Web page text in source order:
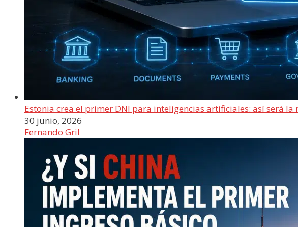
Estonia crea el primer DNI para inteligencias artificiales: así será
30 junio, 2026
Fernando Gril